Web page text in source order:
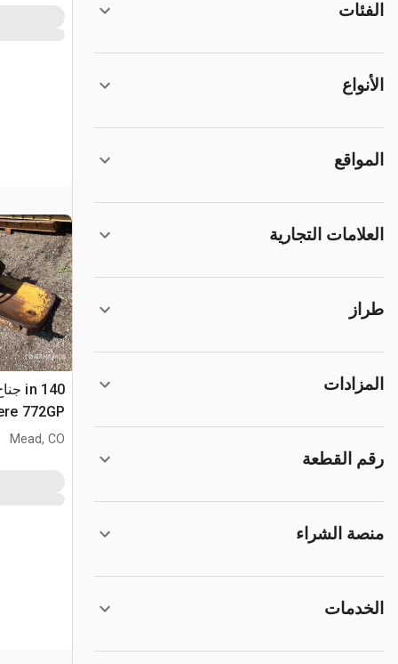
الفئات
الأنواع
المواقع
العلامات التجارية
طراز
المزادات
رقم القطعة
منصة الشراء
الخدمات
772GP
Mead, CO